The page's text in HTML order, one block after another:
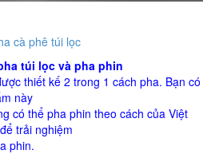
cà phê túi lọc
túi lọc và pha phin
thiết kế 2 trong 1 cách pha. Bạn có
này
có thể pha phin theo cách của Việt
trải nghiệm
phin.